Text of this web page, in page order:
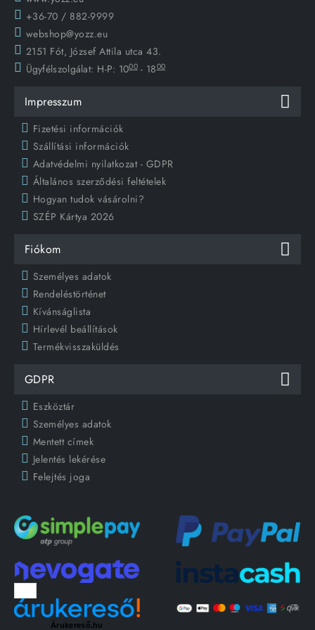
+36-70 / 882-9999
webshop@yozz.eu
2151 Fót, József Attila utca 43.
Ügyfélszolgálat: H-P: 1000 - 1800
Impresszum
Fizetési információk
Szállítási információk
Adatvédelmi nyilatkozat - GDPR
Általános szerződési feltételek
Hogyan tudok vásárolni?
SZÉP Kártya 2026
Fiókom
Személyes adatok
Rendeléstörténet
Kívánságlista
Hírlevél beállítások
Termékvisszaküldés
GDPR
Eszköztár
Személyes adatok
Mentett címek
Jelentés lekérése
Felejtés joga
Árukereső.hu